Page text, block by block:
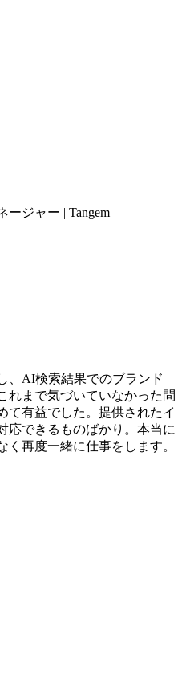
ジャー | Tangem
、AI検索結果でのブランド
れまで気づいていなかった問
て有益でした。提供されたイ
応できるものばかり。本当に
再度一緒に仕事をします。